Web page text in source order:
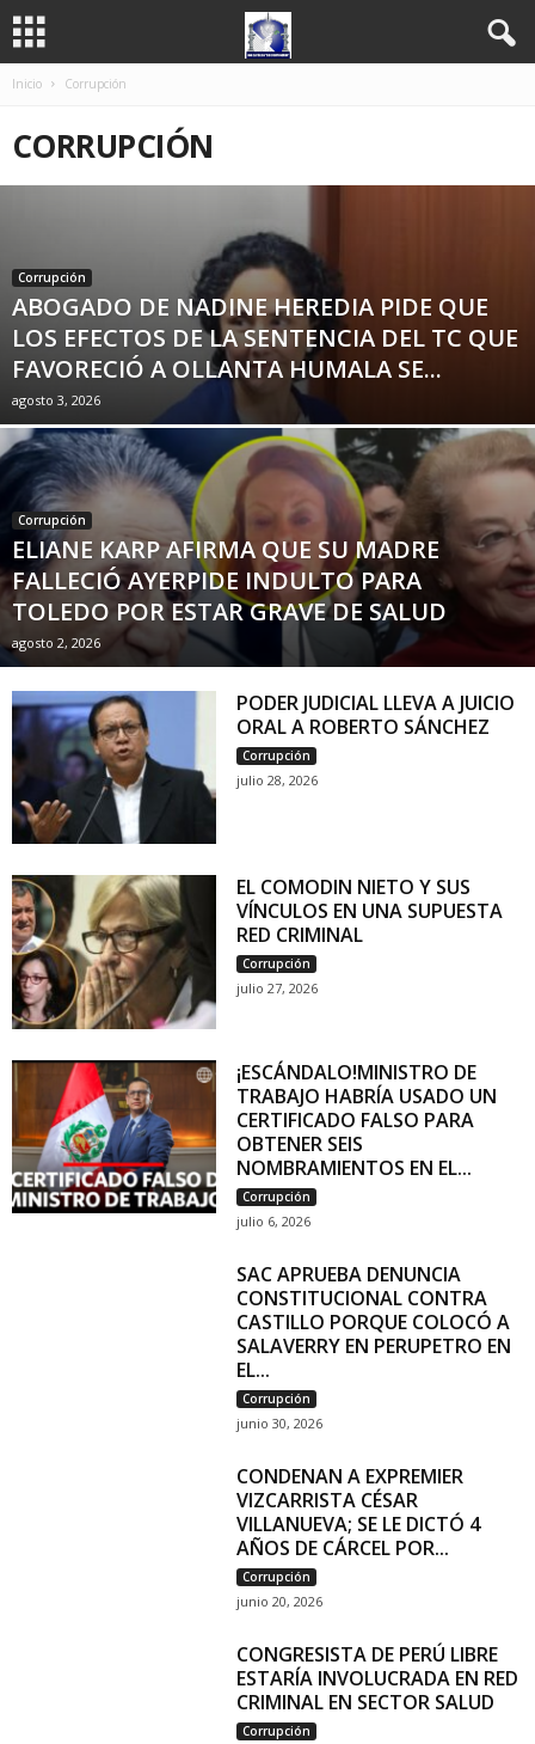
Inicio Corrupción
CORRUPCIÓN
Corrupción
ABOGADO DE NADINE HEREDIA PIDE QUE
LOS EFECTOS DE LA SENTENCIA DEL TC QUE
FAVORECIÓ A OLLANTA HUMALA SE...
agosto 3, 2026
Corrupción
ELIANE KARP AFIRMA QUE SU MADRE
FALLECIÓ AYERPIDE INDULTO PARA
TOLEDO POR ESTAR GRAVE DE SALUD
agosto 2, 2026
PODER JUDICIAL LLEVA A JUICIO
ORAL A ROBERTO SÁNCHEZ
Corrupción
julio 28, 2026
EL COMODIN NIETO Y SUS
VÍNCULOS EN UNA SUPUESTA
RED CRIMINAL
Corrupción
julio 27, 2026
¡ESCÁNDALO!MINISTRO DE
TRABAJO HABRÍA USADO UN
CERTIFICADO FALSO PARA
OBTENER SEIS
NOMBRAMIENTOS EN EL...
Corrupción
julio 6, 2026
SAC APRUEBA DENUNCIA
CONSTITUCIONAL CONTRA
CASTILLO PORQUE COLOCÓ A
SALAVERRY EN PERUPETRO EN
EL...
Corrupción
junio 30, 2026
CONDENAN A EXPREMIER
VIZCARRISTA CÉSAR
VILLANUEVA; SE LE DICTÓ 4
AÑOS DE CÁRCEL POR...
Corrupción
junio 20, 2026
CONGRESISTA DE PERÚ LIBRE
ESTARÍA INVOLUCRADA EN RED
CRIMINAL EN SECTOR SALUD
Corrupción